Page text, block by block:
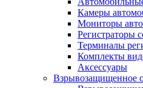
Камеры
Мониторы
Регистраторы
Терминалы
Комплекты
Аксессуары
Взрывозащищенное